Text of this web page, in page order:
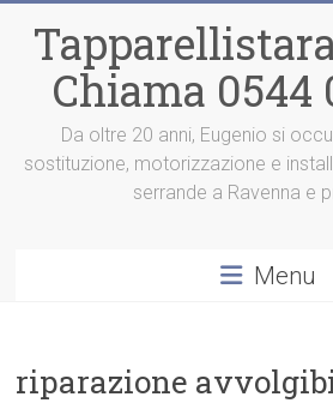
contenutoChiama 0544
Da oltre 20 anni, Eugenio si
sostituzione, motorizzazione e
serrande a Ravenna e
Menu
riparazione